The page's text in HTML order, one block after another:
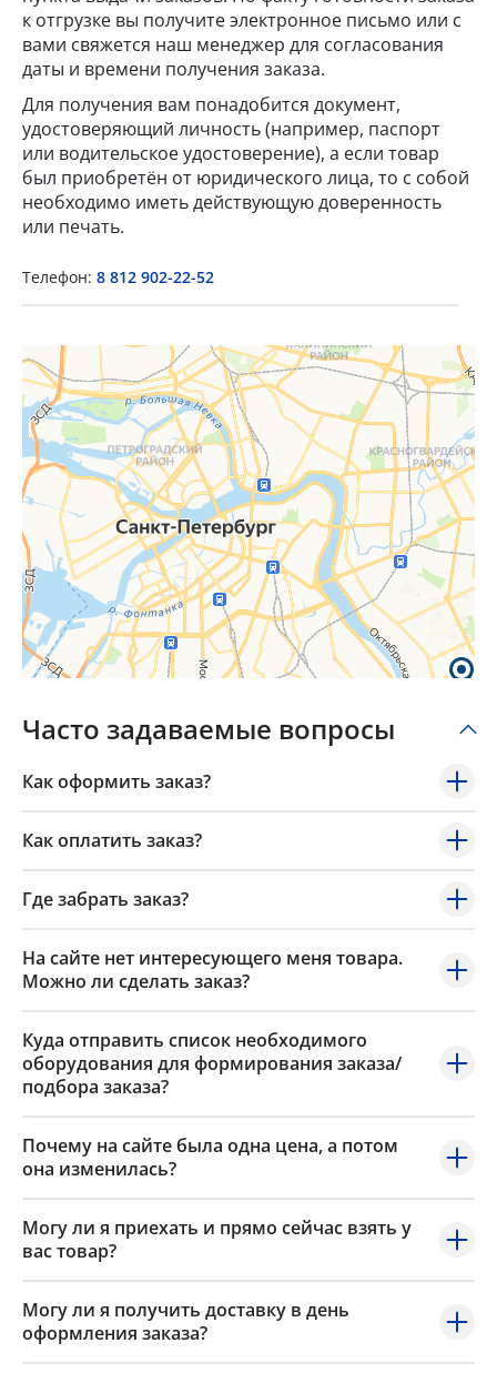
к отгрузке вы получите электронное письмо или с
вами свяжется наш менеджер для согласования
даты и времени получения заказа.
Для получения вам понадобится документ,
удостоверяющий личность (например, паспорт
или водительское удостоверение), а если товар
был приобретён от юридического лица, то с собой
необходимо иметь действующую доверенность
или печать.
Телефон: 8 812 902-22-52
Часто задаваемые вопросы
Как оформить заказ?
Как оплатить заказ?
Где забрать заказ?
На сайте нет интересующего меня товара.
Можно ли сделать заказ?
Куда отправить список необходимого
оборудования для формирования заказа/
подбора заказа?
Почему на сайте была одна цена, а потом
она изменилась?
Могу ли я приехать и прямо сейчас взять у
вас товар?
Могу ли я получить доставку в день
оформления заказа?
Popup Title
×